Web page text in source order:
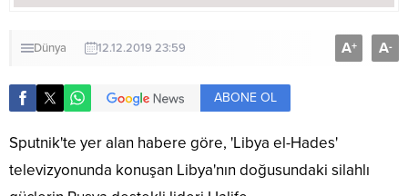
Dünya 12.12.2019 23:59 A+ A-
ABONE OL
Sputnik'te yer alan habere göre, 'Libya el-Hades'
televizyonunda konuşan Libya'nın doğusundaki silahlı